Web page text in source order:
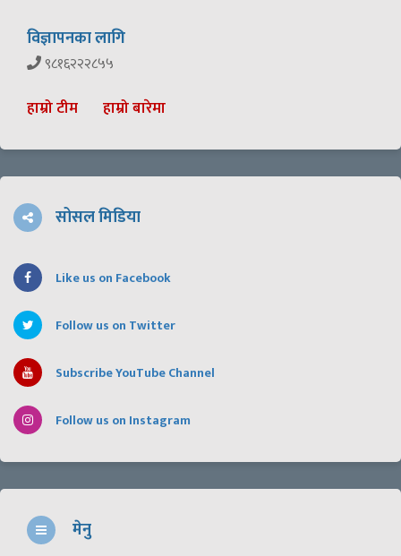
विज्ञापनका लागि
९८१६२२२८५५
हाम्रो टीम हाम्रो बारेमा
सोसल मिडिया
Like us on Facebook
Follow us on Twitter
Subscribe YouTube Channel
Follow us on Instagram
मेनु